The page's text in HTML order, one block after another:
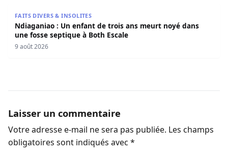
FAITS DIVERS & INSOLITES
Ndiaganiao : Un enfant de trois ans meurt noyé dans
une fosse septique à Both Escale
9 août 2026
Laisser un commentaire
Votre adresse e-mail ne sera pas publiée. Les champs
obligatoires sont indiqués avec *